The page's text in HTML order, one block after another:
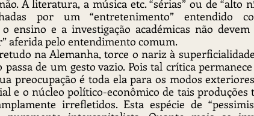
A literatura, a música etc. “sérias” ou de “alto
por um “entretenimento” entendido
ensino e a investigação académicas não devem
aferida pelo entendimento comum.
na Alemanha, torce o nariz à
de um gesto vazio. Pois tal crítica
preocupação é toda ela para os modos
e o núcleo político-econômico de tais produções
irrefletidos. Esta espécie de